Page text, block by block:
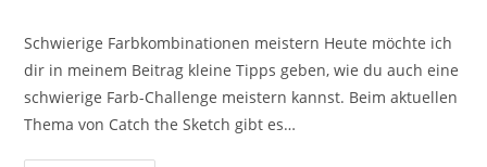
Schwierige Farbkombinationen meistern Heute möchte ich
dir in meinem Beitrag kleine Tipps geben, wie du auch eine
schwierige Farb-Challenge meistern kannst. Beim aktuellen
Thema von Catch the Sketch gibt es…